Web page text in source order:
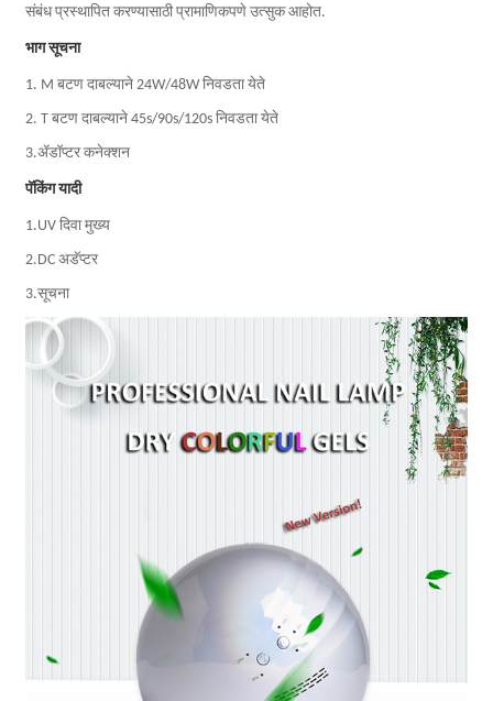
संबंध प्रस्थापित करण्यासाठी प्रामाणिकपणे उत्सुक आहोत.
भाग सूचना
1. M बटण दाबल्याने 24W/48W निवडता येते
2. T बटण दाबल्याने 45s/90s/120s निवडता येते
3.ॲडॉप्टर कनेक्शन
पॅकिंग यादी
1.UV दिवा मुख्य
2.DC अडॅप्टर
3.सूचना